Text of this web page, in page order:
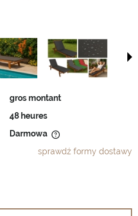
gros montant
48 heures
Darmowa
sprawdź formy dostawy